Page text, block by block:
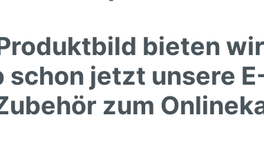
bieten
jetzt unsere
zum